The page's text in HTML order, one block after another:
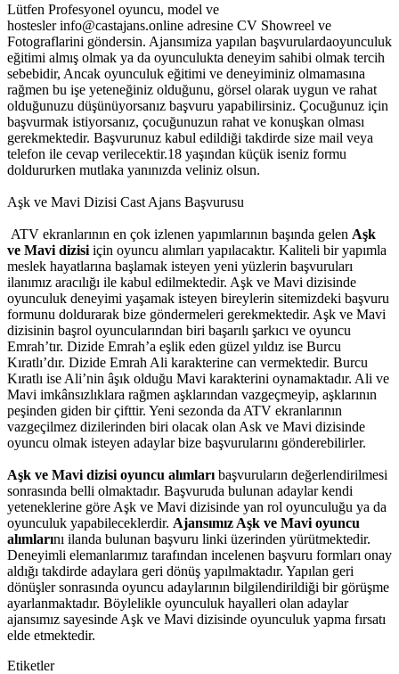
Lütfen Profesyonel oyuncu, model ve
hostesler info@castajans.online adresine CV Showreel ve
Fotograflarini göndersin. Ajansımiza yapılan başvurulardaoyunculuk
eğitimi almış olmak ya da oyunculukta deneyim sahibi olmak tercih
sebebidir, Ancak oyunculuk eğitimi ve deneyiminiz olmamasına
rağmen bu işe yeteneğiniz olduğunu, görsel olarak uygun ve rahat
olduğunuzu düşünüyorsanız başvuru yapabilirsiniz. Çocuğunuz için
başvurmak istiyorsanız, çocuğunuzun rahat ve konuşkan olması
gerekmektedir. Başvurunuz kabul edildiği takdirde size mail veya
telefon ile cevap verilecektir.18 yaşından küçük iseniz formu
doldururken mutlaka yanınızda veliniz olsun.
Aşk ve Mavi Dizisi Cast Ajans Başvurusu
ATV ekranlarının en çok izlenen yapımlarının başında gelen Aşk
ve Mavi dizisi için oyuncu alımları yapılacaktır. Kaliteli bir yapımla
meslek hayatlarına başlamak isteyen yeni yüzlerin başvuruları
ilanımız aracılığı ile kabul edilmektedir. Aşk ve Mavi dizisinde
oyunculuk deneyimi yaşamak isteyen bireylerin sitemizdeki başvuru
formunu doldurarak bize göndermeleri gerekmektedir. Aşk ve Mavi
dizisinin başrol oyuncularından biri başarılı şarkıcı ve oyuncu
Emrah’tır. Dizide Emrah’a eşlik eden güzel yıldız ise Burcu
Kıratlı’dır. Dizide Emrah Ali karakterine can vermektedir. Burcu
Kıratlı ise Ali’nin âşık olduğu Mavi karakterini oynamaktadır. Ali ve
Mavi imkânsızlıklara rağmen aşklarından vazgeçmeyip, aşklarının
peşinden giden bir çifttir. Yeni sezonda da ATV ekranlarının
vazgeçilmez dizilerinden biri olacak olan Ask ve Mavi dizisinde
oyuncu olmak isteyen adaylar bize başvurularını gönderebilirler.
Aşk ve Mavi dizisi oyuncu alımları başvuruların değerlendirilmesi
sonrasında belli olmaktadır. Başvuruda bulunan adaylar kendi
yeteneklerine göre Aşk ve Mavi dizisinde yan rol oyunculuğu ya da
oyunculuk yapabileceklerdir. Ajansımız Aşk ve Mavi oyuncu
alımlarını ilanda bulunan başvuru linki üzerinden yürütmektedir.
Deneyimli elemanlarımız tarafından incelenen başvuru formları onay
aldığı takdirde adaylara geri dönüş yapılmaktadır. Yapılan geri
dönüşler sonrasında oyuncu adaylarının bilgilendirildiği bir görüşme
ayarlanmaktadır. Böylelikle oyunculuk hayalleri olan adaylar
ajansımız sayesinde Aşk ve Mavi dizisinde oyunculuk yapma fırsatı
elde etmektedir.
Etiketler